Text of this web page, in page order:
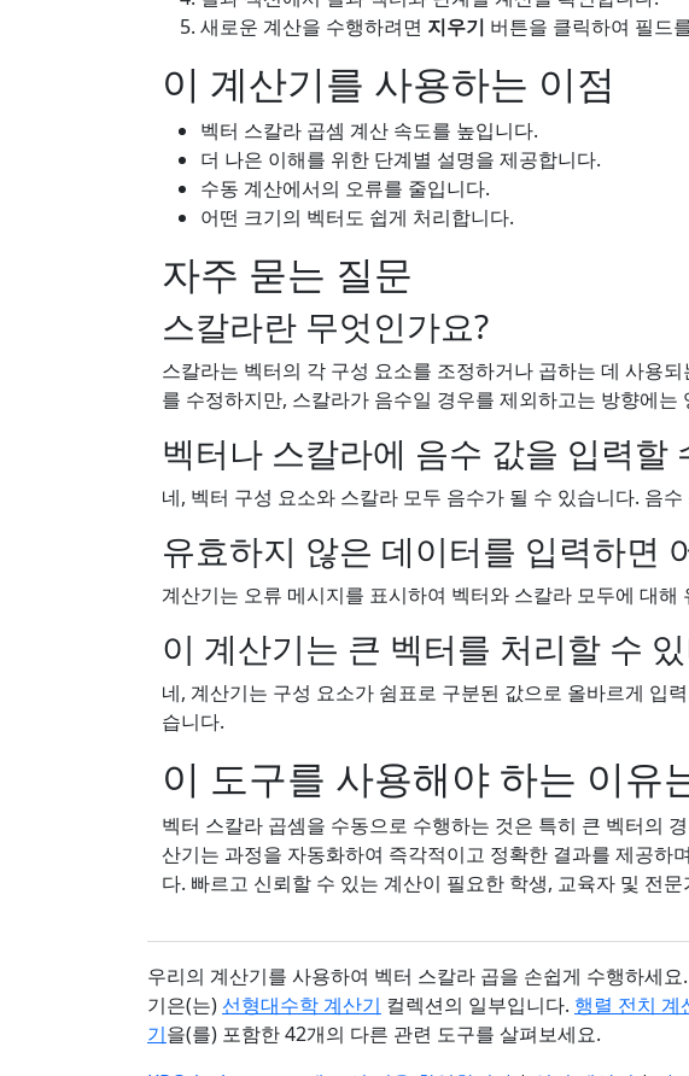
새로운 계산을 수행하려면 지우기 버튼을 클릭하여 필드
이 계산기를 사용하는 이점
벡터 스칼라 곱셈 계산 속도를 높입니다.
더 나은 이해를 위한 단계별 설명을 제공합니다.
수동 계산에서의 오류를 줄입니다.
어떤 크기의 벡터도 쉽게 처리합니다.
자주 묻는 질문
스칼라란 무엇인가요?
스칼라는 벡터의 각 구성 요소를 조정하거나 곱하는 데 사용
를 수정하지만, 스칼라가 음수일 경우를 제외하고는 방향에는
벡터나 스칼라에 음수 값을 입력할
네, 벡터 구성 요소와 스칼라 모두 음수가 될 수 있습니다. 음
유효하지 않은 데이터를 입력하면
계산기는 오류 메시지를 표시하여 벡터와 스칼라 모두에 대
이 계산기는 큰 벡터를 처리할 수
네, 계산기는 구성 요소가 쉼표로 구분된 값으로 올바르게 입
습니다.
이 도구를 사용해야 하는 이유
벡터 스칼라 곱셈을 수동으로 수행하는 것은 특히 큰 벡터의
산기는 과정을 자동화하여 즉각적이고 정확한 결과를 제공하
다. 빠르고 신뢰할 수 있는 계산이 필요한 학생, 교육자 및 전
우리의 계산기를 사용하여 벡터 스칼라 곱을 손쉽게 수행하세
기은(는) 선형대수학 계산기 컬렉션의 일부입니다. 행렬 전치 계
기을(를) 포함한 42개의 다른 관련 도구를 살펴보세요.